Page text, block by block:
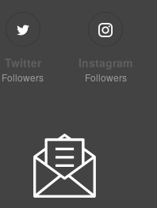
Twitter
Followers
Instagram
Followers